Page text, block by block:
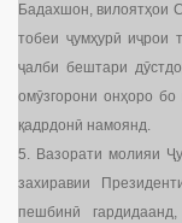
Бадахшон, вилоятҳои
тобеи ҷумҳурӣ иҷрои
ҷалби бештари
омӯзгорони онҳоро
қадрдонӣ намоянд.
5. Вазорати молияи
захиравии
пешбинӣ